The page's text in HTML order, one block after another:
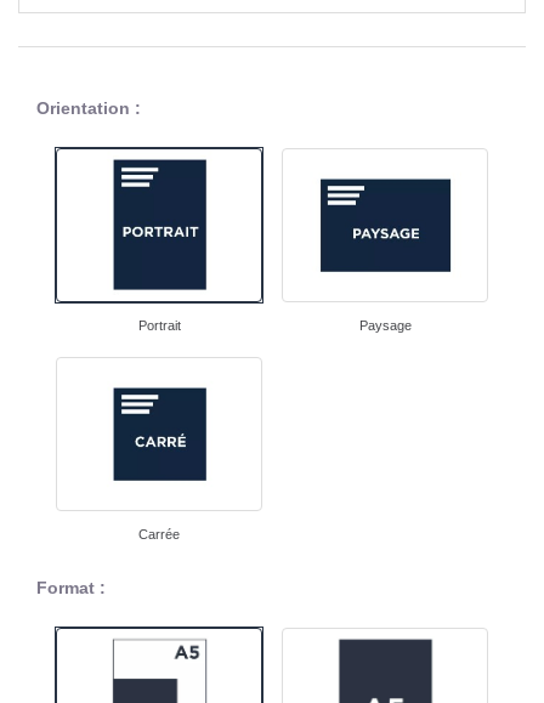
Orientation :
Portrait Paysage
Carrée
Format :